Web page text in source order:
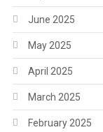
June 2025
May 2025
April 2025
March 2025
February 2025